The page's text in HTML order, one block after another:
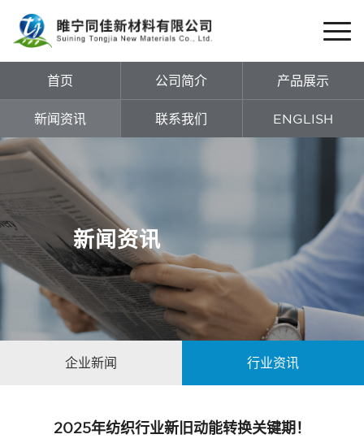
首页 公司简介 产品展示
新闻资讯 联系我们 ENGLISH
新闻资讯
企业新闻 行业资讯
2025年纺织行业新旧动能转换关键期！